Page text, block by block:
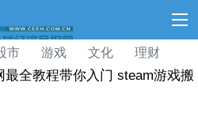
市 游戏 文化
理财
游 收藏 美食 策略